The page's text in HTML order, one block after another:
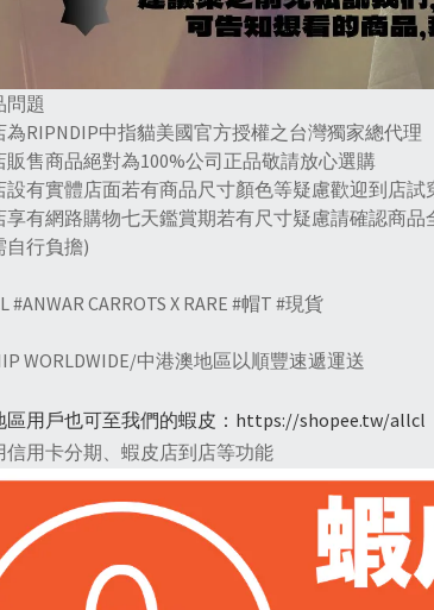
問題
為RIPNDIP中指貓美國官方授權之台灣獨家總代理
販售商品絕對為100%公司正品敬請放心選購
設有實體店面若有商品尺寸顏色等疑慮歡迎到店試
享有網路購物七天鑑賞期若有尺寸疑慮請確認商
自行負擔)
#ANWAR CARROTS X RARE #帽T #現貨
WORLDWIDE/中港澳地區以順豐速遞運送
區用戶也可至我們的蝦皮： https://shopee.tw/allcl
信用卡分期、蝦皮店到店等功能